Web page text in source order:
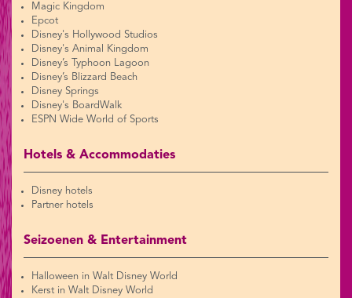
Magic Kingdom
Epcot
Disney's Hollywood Studios
Disney's Animal Kingdom
Disney’s Typhoon Lagoon
Disney’s Blizzard Beach
Disney Springs
Disney's BoardWalk
ESPN Wide World of Sports
Hotels & Accommodaties
Disney hotels
Partner hotels
Seizoenen & Entertainment
Halloween in Walt Disney World
Kerst in Walt Disney World